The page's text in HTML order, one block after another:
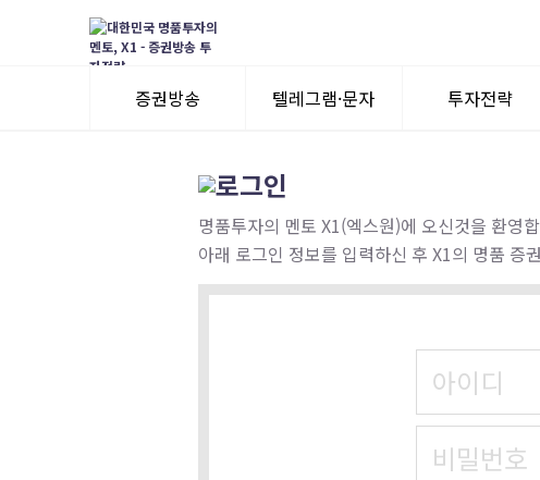
증권방송
수익률뽐내기
이용후기
텔레그램·문자
3일 무료체험
이용후기
투자전략
명품투자의 멘토 X1(엑스원)에 오신것을 환영
아래 로그인 정보를 입력하신 후 X1의 명품 증
아이디
비밀번호